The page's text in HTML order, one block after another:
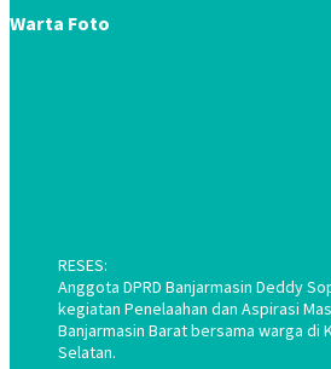
Warta Foto
RESES:
Anggota DPRD Banjarmasin Deddy
kegiatan Penelaahan dan Aspirasi
Banjarmasin Barat bersama warga di
Selatan.